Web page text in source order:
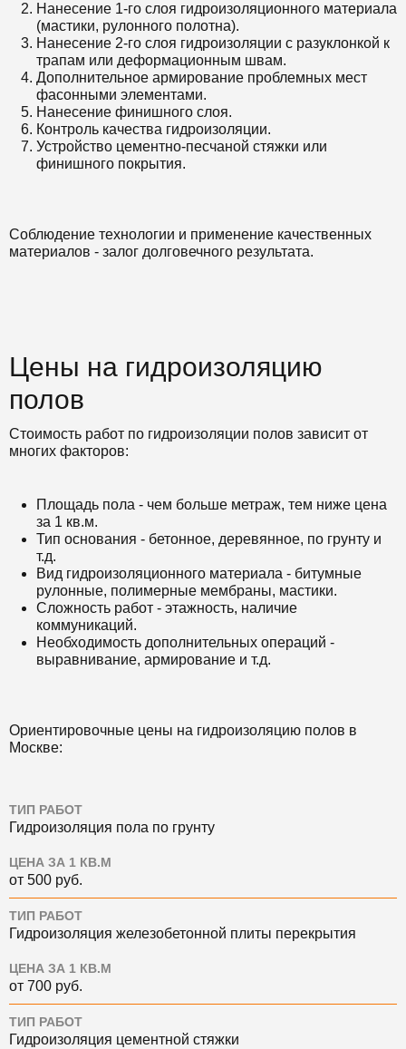
Нанесение 1-го слоя гидроизоляционного материала
(мастики, рулонного полотна).
Нанесение 2-го слоя гидроизоляции с разуклонкой к
трапам или деформационным швам.
Дополнительное армирование проблемных мест
фасонными элементами.
Нанесение финишного слоя.
Контроль качества гидроизоляции.
Устройство цементно-песчаной стяжки или
финишного покрытия.
Соблюдение технологии и применение качественных
материалов - залог долговечного результата.
Цены на гидроизоляцию
полов
Стоимость работ по гидроизоляции полов зависит от
многих факторов:
Площадь пола - чем больше метраж, тем ниже цена
за 1 кв.м.
Тип основания - бетонное, деревянное, по грунту и
т.д.
Вид гидроизоляционного материала - битумные
рулонные, полимерные мембраны, мастики.
Сложность работ - этажность, наличие
коммуникаций.
Необходимость дополнительных операций -
выравнивание, армирование и т.д.
Ориентировочные цены на гидроизоляцию полов в
Москве:
ТИП РАБОТ
Гидроизоляция пола по грунту
ЦЕНА ЗА 1 КВ.М
от 500 руб.
ТИП РАБОТ
Гидроизоляция железобетонной плиты перекрытия
ЦЕНА ЗА 1 КВ.М
от 700 руб.
ТИП РАБОТ
Гидроизоляция цементной стяжки